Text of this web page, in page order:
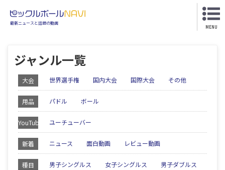
最新ニュースと話題の動画
MENU
ジャンル一覧
大会 世界選手権 国内大会 国際大会 その他
用品 パドル ボール
YouTube ユーチューバー
新着 ニュース 面白動画 レビュー動画
種目 男子シングルス 女子シングルス
男子ダブルス